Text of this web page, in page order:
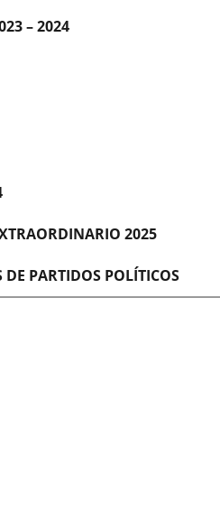
– 2024
2025
PARTIDOS POLÍTICOS